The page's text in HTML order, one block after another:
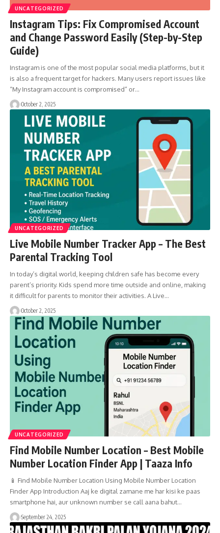
UNCATEGORIZED
Instagram Tips: Fix Compromised Account
and Change Password Easily (Step-by-Step
Guide)
Instagram is one of the most popular social media platforms, but it
is also a frequent target for hackers. Many users report issues like
“My Instagram account is compromised” or…
October 2, 2025
UNCATEGORIZED
Live Mobile Number Tracker App – The Best
Parental Tracking Tool
In today’s digital world, keeping children safe has become every
parent’s priority. Kids spend more time outside and online, making
it difficult for parents to monitor their activities. A Live…
October 2, 2025
UNCATEGORIZED
Find Mobile Number Location – Best Mobile
Number Location Finder App | Taaza Info
📱 Find Mobile Number Location Using Mobile Number Location
Finder App Introduction Aaj ke digital zamane me har kisi ke paas
smartphone hai, aur unknown number se call aana bahut…
September 24, 2025